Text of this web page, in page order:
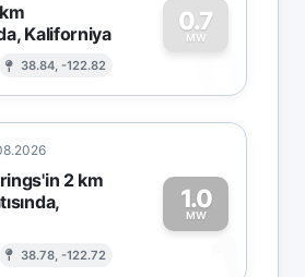
Kaliforniya
38.84, -122.82
0.7
MW
0
2 km
38.78, -122.72
1.0
MW